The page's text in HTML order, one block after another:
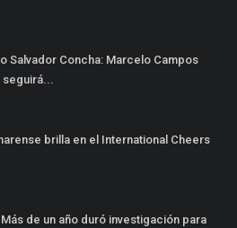
Salvador Concha: Marcelo Campos
seguirá...
brilla en el International Cheers
Más de un año duró investigación para